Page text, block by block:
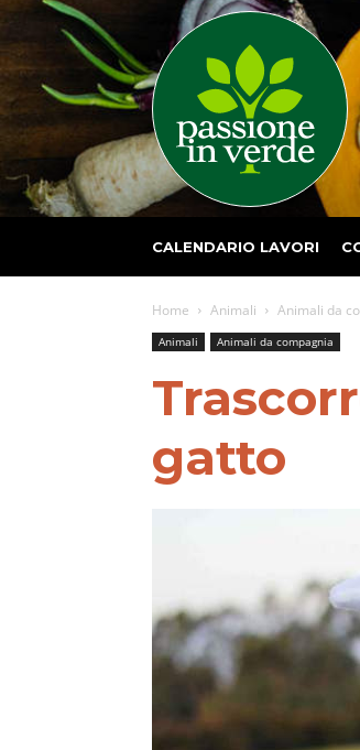
in
CALENDARIO LAVORI
Home Animali Animali da
Animali Animali da compagnia
gatto